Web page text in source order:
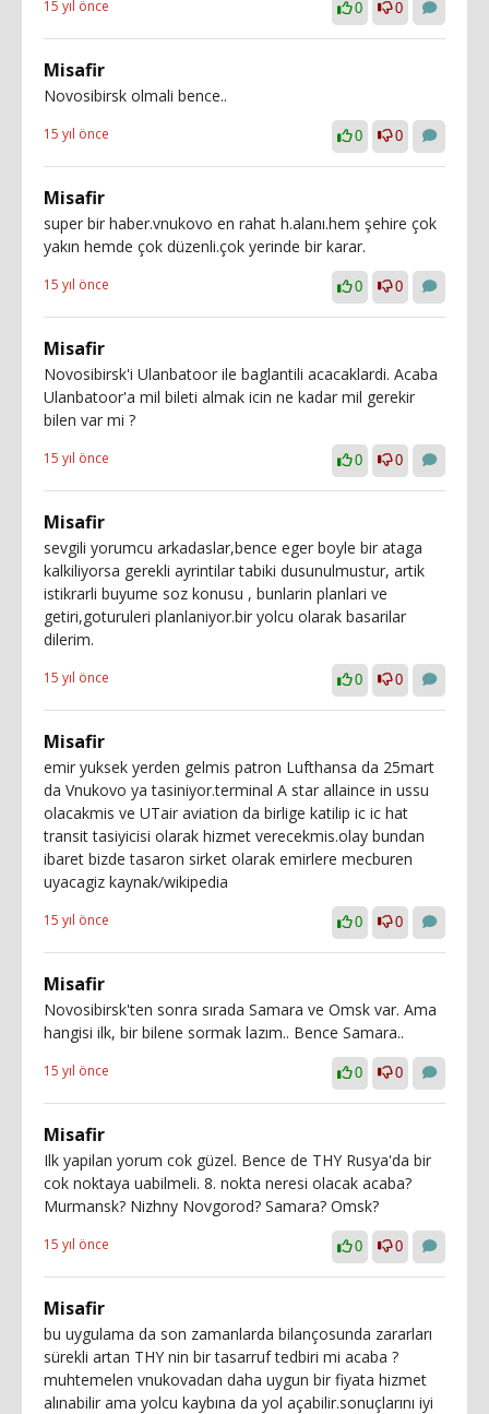
15 yıl önce 0 0
Misafir
Novosibirsk olmali bence..
15 yıl önce 0 0
Misafir
super bir haber.vnukovo en rahat h.alanı.hem şehire çok
yakın hemde çok düzenli.çok yerinde bir karar.
15 yıl önce 0 0
Misafir
Novosibirsk'i Ulanbatoor ile baglantili acacaklardi. Acaba
Ulanbatoor'a mil bileti almak icin ne kadar mil gerekir
bilen var mi ?
15 yıl önce 0 0
Misafir
sevgili yorumcu arkadaslar,bence eger boyle bir ataga
kalkiliyorsa gerekli ayrintilar tabiki dusunulmustur, artik
istikrarli buyume soz konusu , bunlarin planlari ve
getiri,goturuleri planlaniyor.bir yolcu olarak basarilar
dilerim.
15 yıl önce 0 0
Misafir
emir yuksek yerden gelmis patron Lufthansa da 25mart
da Vnukovo ya tasiniyor.terminal A star allaince in ussu
olacakmis ve UTair aviation da birlige katilip ic ic hat
transit tasiyicisi olarak hizmet verecekmis.olay bundan
ibaret bizde tasaron sirket olarak emirlere mecburen
uyacagiz kaynak/wikipedia
15 yıl önce 0 0
Misafir
Novosibirsk'ten sonra sırada Samara ve Omsk var. Ama
hangisi ilk, bir bilene sormak lazım.. Bence Samara..
15 yıl önce 0 0
Misafir
Ilk yapilan yorum cok güzel. Bence de THY Rusya'da bir
cok noktaya uabilmeli. 8. nokta neresi olacak acaba?
Murmansk? Nizhny Novgorod? Samara? Omsk?
15 yıl önce 0 0
Misafir
bu uygulama da son zamanlarda bilançosunda zararları
sürekli artan THY nin bir tasarruf tedbiri mi acaba ?
muhtemelen vnukovadan daha uygun bir fiyata hizmet
alınabilir ama yolcu kaybına da yol açabilir.sonuçlarını iyi